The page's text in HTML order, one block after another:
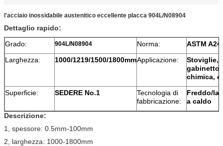
l'acciaio inossidabile austenitico eccellente placca 904L/N08904
Dettaglio rapido:
Grado:
904L/N08904 Norma:
ASTM
Larghezza:
1000/1219/1500/1800mmApplicazione:
Stoviglie,
gabinetto,
chimica,
Superficie:
SEDERE No.1
Tecnologia di
fabbricazione:
Freddo/
a caldo
Descrizione:
1, spessore: 0.5mm-100mm
2, larghezza: 1000-1800mm